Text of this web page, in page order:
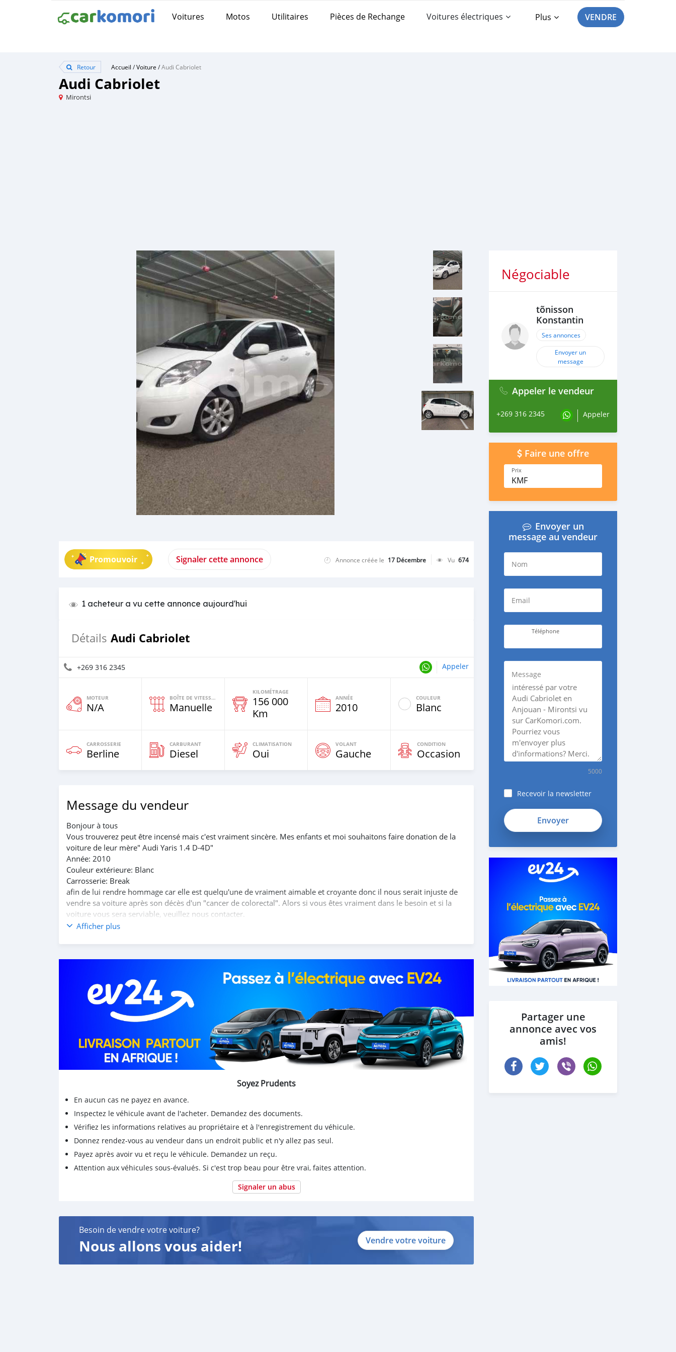
Voitures Motos Utilitaires Pièces de Rechange Voitures électriques Plus VENDRE
Retour Accueil /Voiture /Audi Cabriolet
Audi Cabriolet
Mirontsi
Promouvoir Signaler cette annonce Annonce créée le 17 Décembre Vu 674
1 acheteur a vu cette annonce aujourd'hui
Détails Audi Cabriolet
+269 316 2345 Appeler
MOTEUR
N/A
BOÎTE DE VITESSES
Manuelle
KILOMÉTRAGE
156 000
Km
ANNÉE
2010
COULEUR
Blanc
CARROSSERIE
Berline
CARBURANT
Diesel
CLIMATISATION
Oui
VOLANT
Gauche
CONDITION
Occasion
Message du vendeur
Bonjour à tous
Vous trouverez peut être incensé mais c'est vraiment sincère. Mes enfants et moi souhaitons faire donation de la
voiture de leur mère" Audi Yaris 1.4 D-4D"
Année: 2010
Couleur extérieure: Blanc
Carrosserie: Break
afin de lui rendre hommage car elle est quelqu'une de vraiment aimable et croyante donc il nous serait injuste de
vendre sa voiture après son décès d'un "cancer de colorectal". Alors si vous êtes vraiment dans le besoin et si la
voiture vous sera serviable, veuillez nous contacter.
tonissonkonstantin@gmail.com
Afficher plus
Soyez Prudents
En aucun cas ne payez en avance.
Inspectez le véhicule avant de l'acheter. Demandez des documents.
Vérifiez les informations relatives au propriétaire et à l'enregistrement du véhicule.
Donnez rendez-vous au vendeur dans un endroit public et n'y allez pas seul.
Payez après avoir vu et reçu le véhicule. Demandez un reçu.
Attention aux véhicules sous-évalués. Si c'est trop beau pour être vrai, faites attention.
Signaler un abus
Besoin de vendre votre voiture?
Nous allons vous aider! Vendre votre voiture
Négociable
tõnisson
Konstantin
Ses annonces
Envoyer un
message
Appeler le vendeur
+269 316 2345 Appeler
Faire une offre
Prix
KMF
Envoyer un
message au vendeur
Nom
Email
Téléphone
Message
5000
Recevoir la newsletter
Partager une
annonce avec vos
amis!